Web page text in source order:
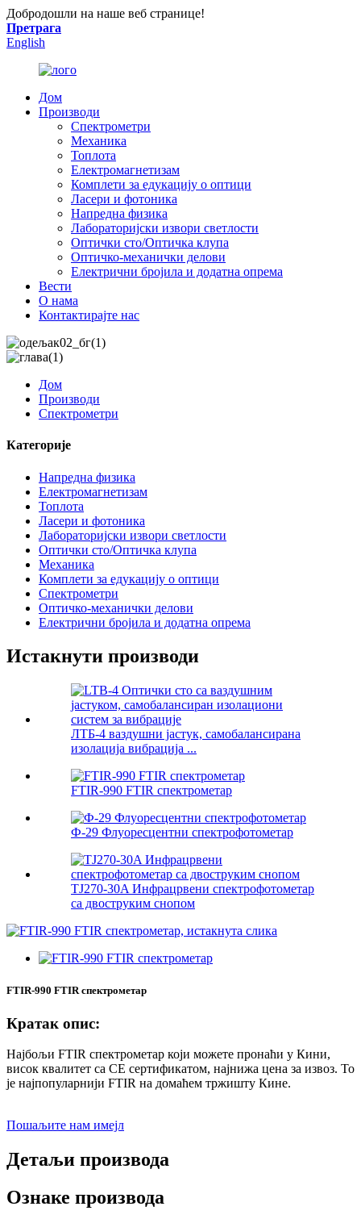
Добродошли на наше веб странице!
Претрага
English
Дом
Производи
Спектрометри
Механика
Топлота
Електромагнетизам
Комплети за едукацију о оптици
Ласери и фотоника
Напредна физика
Лабораторијски извори светлости
Оптички сто/Оптичка клупа
Оптичко-механички делови
Електрични бројила и додатна опрема
Вести
О нама
Контактирајте нас
Дом
Производи
Спектрометри
Категорије
Напредна физика
Електромагнетизам
Топлота
Ласери и фотоника
Лабораторијски извори светлости
Оптички сто/Оптичка клупа
Механика
Комплети за едукацију о оптици
Спектрометри
Оптичко-механички делови
Електрични бројила и додатна опрема
Истакнути производи
ЛТБ-4 ваздушни јастук, самобалансирана
изолација вибрација ...
FTIR-990 FTIR спектрометар
Ф-29 Флуоресцентни спектрофотометар
TJ270-30A Инфрацрвени спектрофотометар
са двоструким снопом
FTIR-990 FTIR спектрометар
Кратак опис:
Најбољи FTIR спектрометар који можете пронаћи у Кини,
висок квалитет са CE сертификатом, најнижа цена за извоз. То
је најпопуларнији FTIR на домаћем тржишту Кине.
Пошаљите нам имејл
Детаљи производа
Ознаке производа